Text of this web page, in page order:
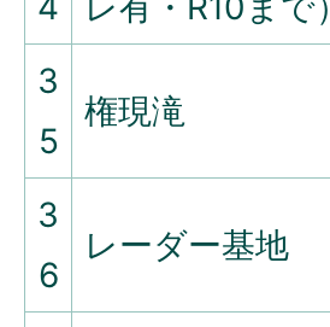
3
5
権現滝
3
6
レーダー基地